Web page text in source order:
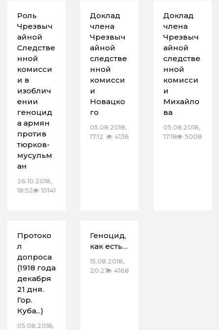
Роль
Чрезвыч
айной
Следстве
нной
комисси
и в
изоблич
ении
геноцид
а армян
против
тюрков-
мусульм
ан
26.10.2018,
18:52
10141
Доклад
члена
Чрезвыч
айной
следстве
нной
комисси
и
Новацко
го
05.08.2018,
17:12
4136
Доклад
члена
Чрезвыч
айной
следстве
нной
комисси
и
Михайло
ва
05.08.2018,
17:18
5008
Протоко
л
допроса
(1918 года
декабря
21 дня.
Гор.
Куба...)
05.08.2018,
Геноцид,
как есть…
15.08.2018,
20:27 4168